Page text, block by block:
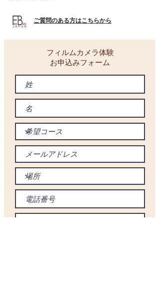
ご質問のある方はこちらから
フィルムカメラ体験​
お申込みフォーム